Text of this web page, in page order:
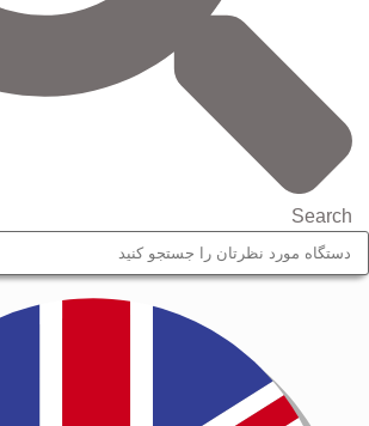
Search